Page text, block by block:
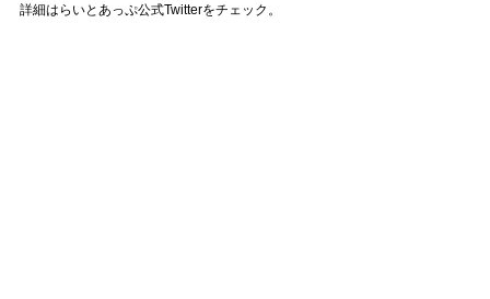
詳細はらいとあっぷ公式Twitterをチェック。